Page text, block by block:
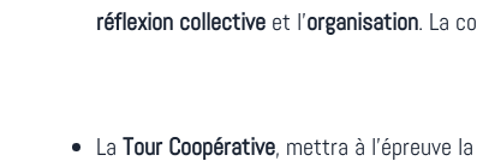
réflexion collective et l’organisation. La
La Tour Coopérative, mettra à l’épreuve la